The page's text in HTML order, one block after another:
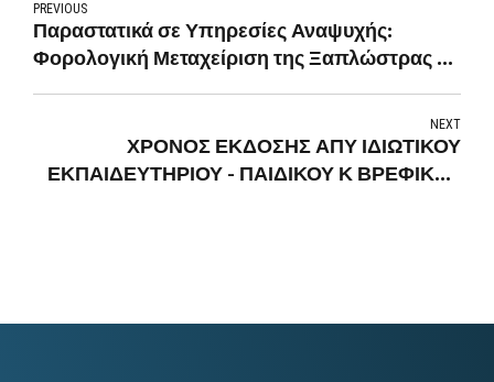
PREVIOUS
Παραστατικά σε Υπηρεσίες Αναψυχής:
Φορολογική Μεταχείριση της Ξαπλώστρας ...
NEXT
ΧΡΟΝΟΣ ΕΚΔΟΣΗΣ ΑΠΥ ΙΔΙΩΤΙΚΟΥ
ΕΚΠΑΙΔΕΥΤΗΡΙΟΥ - ΠΑΙΔΙΚΟΥ Κ ΒΡΕΦΙΚΟΥ